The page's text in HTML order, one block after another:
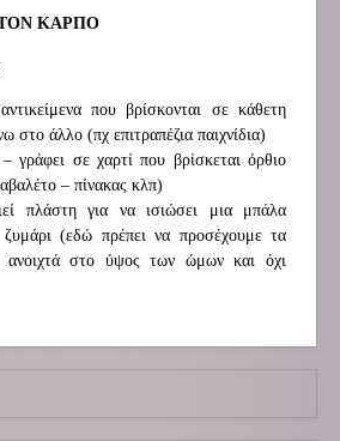
ΚΑΡΠΟ
που βρίσκονται σε κάθετη
στο άλλο (πχ επιτραπέζια παιχνίδια)
γράφει σε χαρτί που βρίσκεται όρθιο
– πίνακας κλπ)
πλάστη για να ισιώσει μια μπάλα
ζυμάρι (εδώ πρέπει να προσέχουμε τα
ανοιχτά στο ύψος των ώμων και όχι